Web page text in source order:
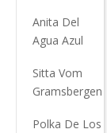
Anita Del
Agua Azul
Sitta Vom
Gramsbergen
Polka De Los